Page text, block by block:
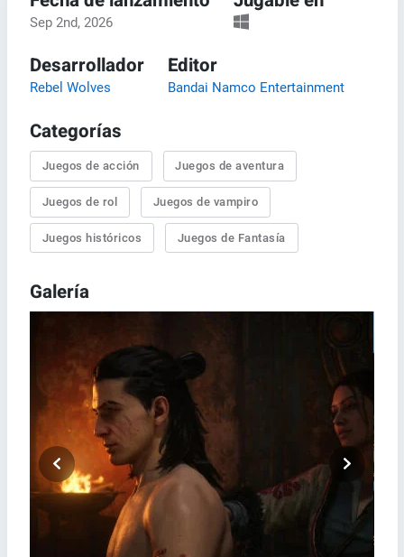
Sep 2nd, 2026
Desarrollador
Rebel Wolves
Editor
Bandai Namco Entertainment
Categorías
Juegos de acción Juegos de aventura
Juegos de rol Juegos de vampiro
Juegos históricos Juegos de Fantasía
Galería